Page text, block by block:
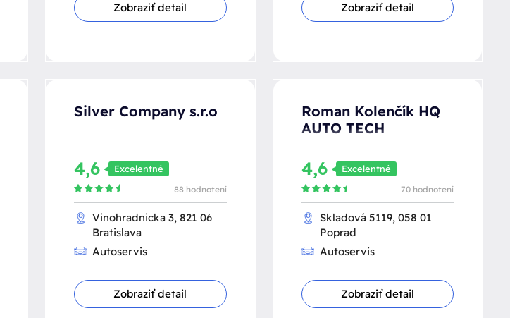
Zobraziť detail Zobraziť detail
Silver Company s.r.o
4,6 Excelentné
88 hodnotení
Vinohradnicka 3, 821 06
Bratislava
Autoservis
Zobraziť detail
Roman Kolenčík HQ
AUTO TECH
4,6 Excelentné
70 hodnotení
Skladová 5119, 058 01
Poprad
Autoservis
Zobraziť detail